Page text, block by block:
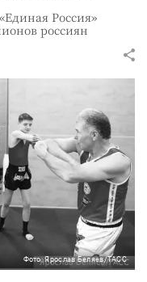
Россия»
россиян
Фото: Ярослав Беляев/ТАСС